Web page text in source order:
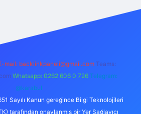
mail: backlinkpaneli@gmail.com Teams:
Whatsapp: 0262 606 0 726 Telegram:
@karabul
Sayılı Kanun gereğince Bilgi Teknolojileri
tarafından onaylanmış bir Yer Sağlayıcı